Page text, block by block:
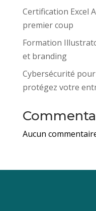
Certification Excel
premier coup
Formation
et branding
Cybersécurité
protégez votre
Aucun